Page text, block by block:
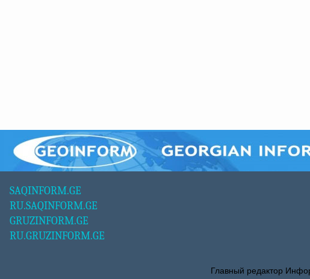
SAQINFORM.GE
RU.SAQINFORM.GE
GRUZINFORM.GE
RU.GRUZINFORM.GE
Главный редактор